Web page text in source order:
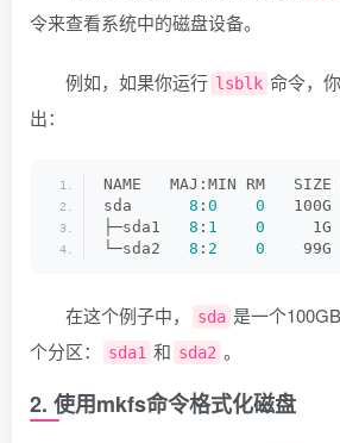
令来查看系统中的磁盘设备。
例如，如果你运行 lsblk 命令，
出：
NAME   MAJ:MIN RM   SIZE
sda 8 : 0 0
├─sda1 8 : 1 0
└─sda2 8 : 2 0
在这个例子中， sda 是一个
个分区：
sda1 和 sda2 。
2. 使用mkfs命令格式化磁盘